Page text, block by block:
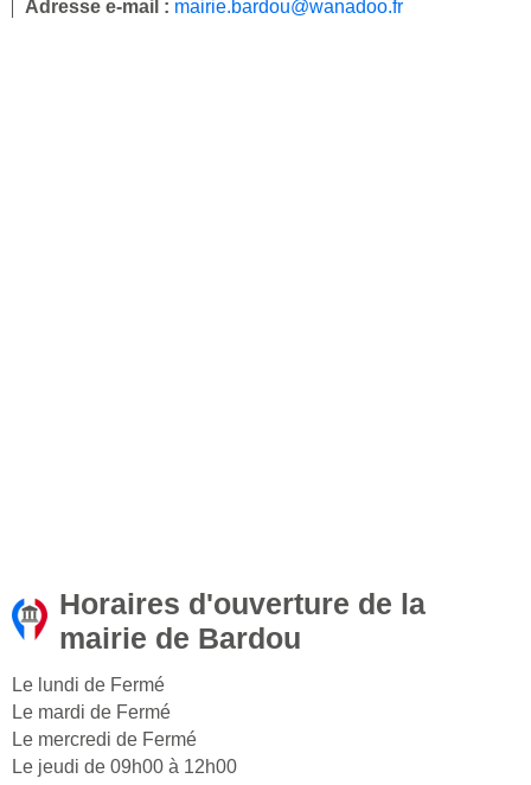
Adresse e-mail : mairie.bardou@wanadoo.fr
Horaires d'ouverture de la
mairie de Bardou
Le lundi de Fermé
Le mardi de Fermé
Le mercredi de Fermé
Le jeudi de 09h00 à 12h00